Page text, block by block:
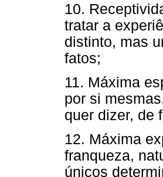
10.
tratar a
distinto, mas
fatos;
11. Máxima
por si
quer dizer, de
12. Máxima
franqueza,
únicos